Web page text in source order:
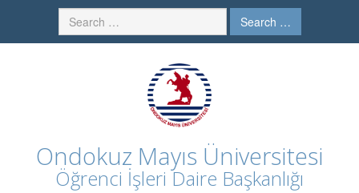
Search …
Ondokuz Mayıs Üniversitesi
Öğrenci İşleri Daire Başkanlığı